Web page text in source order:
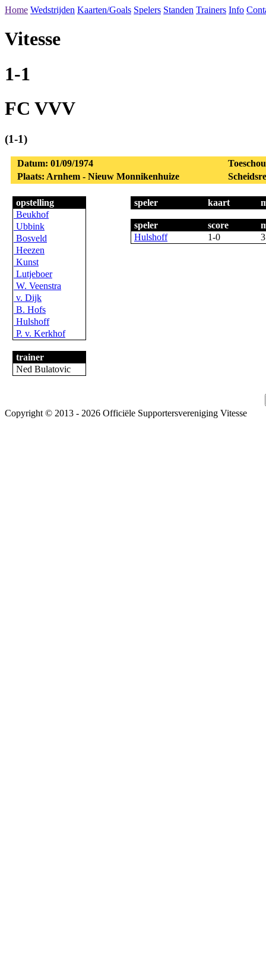
Home Wedstrijden Kaarten/Goals Spelers Standen Trainers Info
Vitesse
1-1
FC VVV
(1-1)
Datum: 01/09/1974
Plaats: Arnhem - Nieuw Monnikenhuize
opstelling
Beukhof
Ubbink
Bosveld
Heezen
Kunst
Lutjeboer
W. Veenstra
v. Dijk
B. Hofs
Hulshoff
P. v. Kerkhof
trainer
Ned Bulatovic
speler kaart
speler score
Hulshoff
1-0
Copyright © 2013 - 2026 Officiële Supportersvereniging Vitesse